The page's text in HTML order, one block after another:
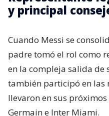
y principal
Cuando Messi se
padre tomó el rol como
en la compleja salida de
también participó en las
llevaron en sus
Germain e Inter Miami.